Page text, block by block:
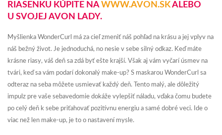
RIASENKU KÚPITE NAWWW.AVON.SKALEBO
U SVOJEJ AVON LADY.
Myšlienka WonderCurl má za cieľ zmeniť náš pohľad na krásu a jej vplyv na
náš bežný život. Je jednoduchá, no nesie v sebe silný odkaz. Keď máte
krásne riasy, váš deň sa zdá byť ešte krajší. Však aj vám vyčarí úsmev na
tvári, keď sa vám podarí dokonalý make-up? S maskarou WonderCurl sa
odteraz na seba môžete usmievať každý deň. Tento malý, ale dôležitý
impulz pre vaše sebavedomie dokáže vylepšiť náladu, vďaka čomu budete
po celý deň k sebe priťahovať pozitívnu energiu a samé dobré veci. Ide o
viac než len make-up, je to o nastavení mysle.